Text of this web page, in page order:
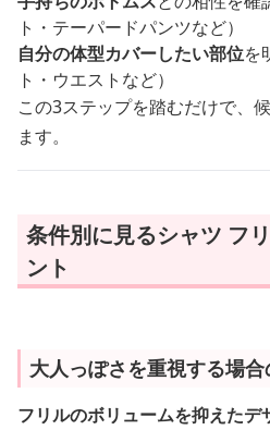
ト・テーパードパンツなど）
自分の体型カバーしたい部位を
ト・ウエストなど）
この3ステップを踏むだけで、
ます。
条件別に見るシャツ フ
ント
大人っぽさを重視する場
フリルのボリュームを抑えたデ